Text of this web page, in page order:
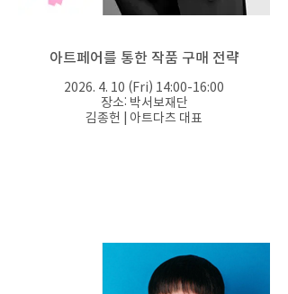
아트페어를 통한 작품 구매 전략
2026. 4. 10 (Fri) 14:00-16:00
장소: 박서보재단
김종헌 | 아트다츠 대표